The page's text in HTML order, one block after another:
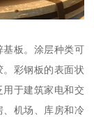
板。涂层种类可
彩钢板的表面状
于建筑家电和交
机场、库房和冷